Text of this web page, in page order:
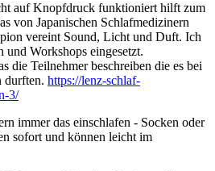
auf Knopfdruck funktioniert hilft zum
von Japanischen Schlafmedizinern
vereint Sound, Licht und Duft. Ich
und Workshops eingesetzt.
die Teilnehmer beschreiben die es bei
durften. https://lenz-schlaf-
3/
immer das einschlafen - Socken oder
sofort und können leicht im